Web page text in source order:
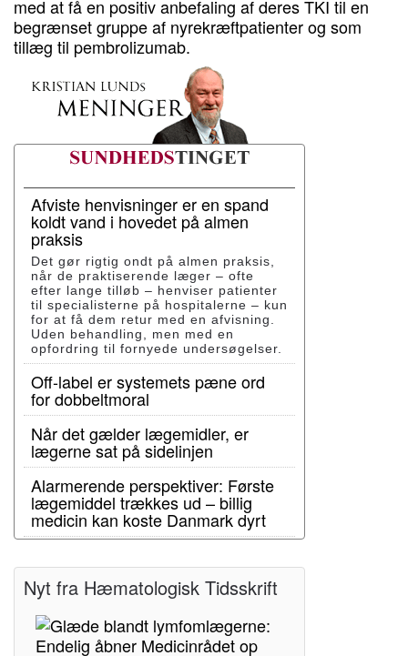
med at få en positiv anbefaling af deres TKI til en
begrænset gruppe af nyrekræftpatienter og som
tillæg til pembrolizumab.
Afviste henvisninger er en spand
koldt vand i hovedet på almen
praksis
Det gør rigtig ondt på almen praksis,
når de praktiserende læger – ofte
efter lange tilløb – henviser patienter
til specialisterne på hospitalerne – kun
for at få dem retur med en afvisning.
Uden behandling, men med en
opfordring til fornyede undersøgelser.
Off-label er systemets pæne ord
for dobbeltmoral
Når det gælder lægemidler, er
lægerne sat på sidelinjen
Alarmerende perspektiver: Første
lægemiddel trækkes ud – billig
medicin kan koste Danmark dyrt
Nyt fra Hæmatologisk Tidsskrift